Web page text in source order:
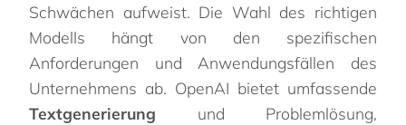
Schwächen aufweist. Die Wahl des richtigen
Modells hängt von den spezifischen
Anforderungen und Anwendungsfällen des
Unternehmens ab. OpenAI bietet umfassende
Textgenerierung und Problemlösung,